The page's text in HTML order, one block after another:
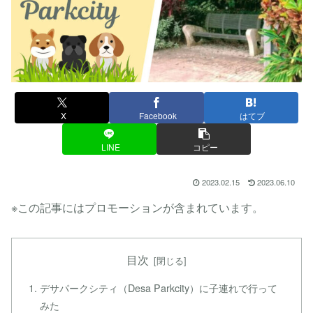
X Facebook はてブ
LINE コピー
2023.02.15 2023.06.10
※この記事にはプロモーションが含まれています。
目次
デサパークシティ（Desa Parkcity）に子連れで行って
みた